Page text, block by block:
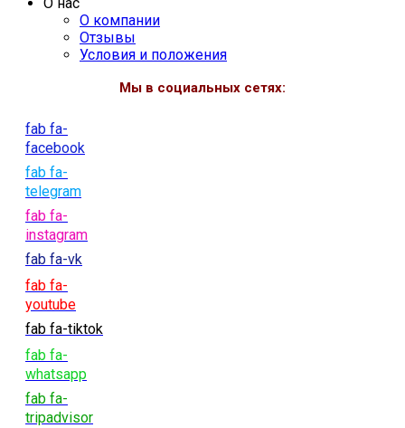
О нас
О компании
Отзывы
Условия и положения
Мы в социальных сетях:
fab fa-
facebook
fab fa-
telegram
fab fa-
instagram
fab fa-vk
fab fa-
youtube
fab fa-tiktok
fab fa-
whatsapp
fab fa-
tripadvisor